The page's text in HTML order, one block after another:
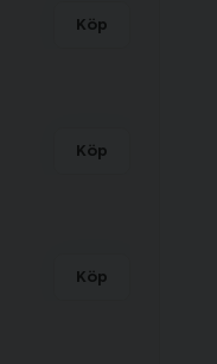
Köp
Köp
Köp